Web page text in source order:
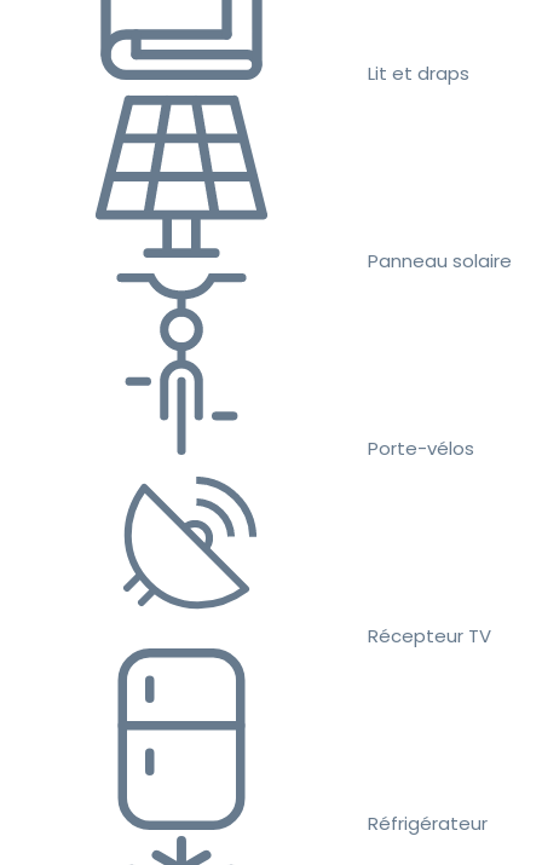
Lit et draps
Panneau solaire
Porte-vélos
Récepteur TV
Réfrigérateur